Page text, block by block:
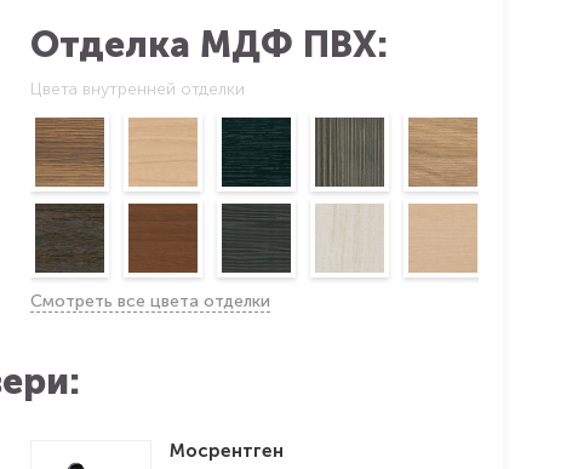
Отделка МДФ ПВХ:
Цвета внутренней отделки
Смотреть все цвета отделки
Мосрентген